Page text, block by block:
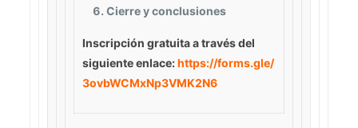
Cierre y conclusiones
Inscripción gratuitaa través del
siguiente enlace:https://forms.gle/
3ovbWCMxNp3VMK2N6